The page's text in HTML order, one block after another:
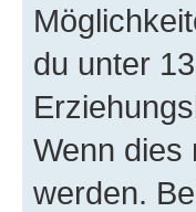
du unter
Wenn dies
werden.